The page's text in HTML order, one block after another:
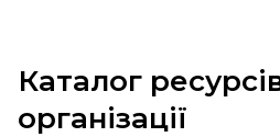
Каталог
організації